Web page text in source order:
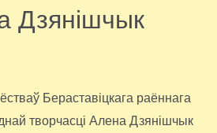
Дзянішчык
Бераставіцкага раённага
творчасці Алена Дзянішчык